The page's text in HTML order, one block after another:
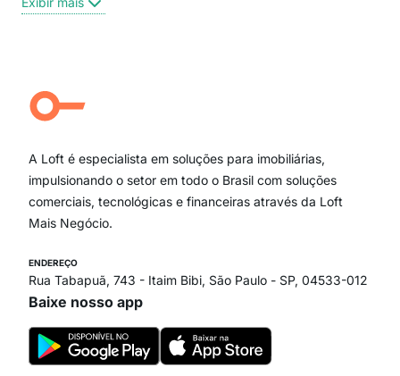
Centro
Campo Belo
Ipiranga
Paraíso
Itaim Bibi
A Loft é especialista em soluções para imobiliárias,
impulsionando o setor em todo o Brasil com soluções
comerciais, tecnológicas e financeiras através da Loft
Mais Negócio.
ENDEREÇO
Rua Tabapuã, 743 - Itaim Bibi, São Paulo - SP, 04533-012
Baixe nosso app